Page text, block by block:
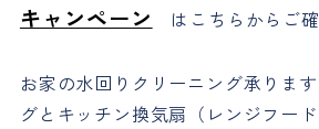
キャンペーン はこちらからご確
お家の水回りクリーニング承りま
グとキッチン換気扇（レンジフー